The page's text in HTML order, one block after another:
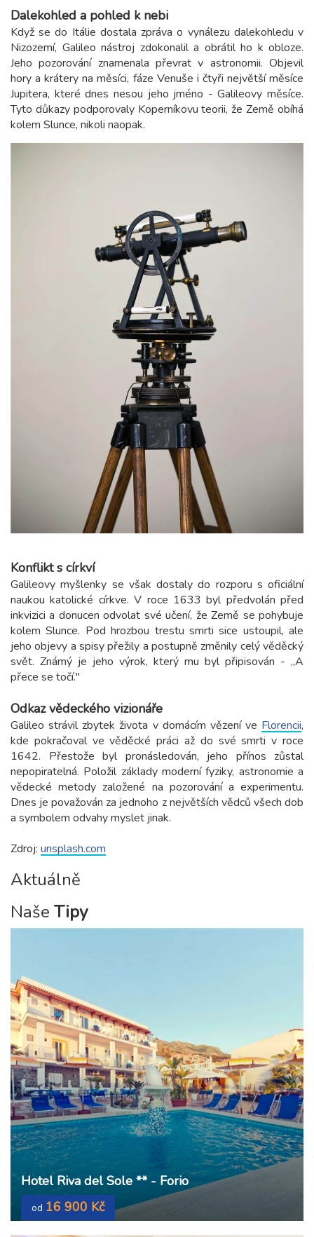
Dalekohled a pohled k nebi
Když se do Itálie dostala zpráva o vynálezu dalekohledu v
Nizozemí, Galileo nástroj zdokonalil a obrátil ho k obloze.
Jeho pozorování znamenala převrat v astronomii. Objevil
hory a krátery na měsíci, fáze Venuše i čtyři největší měsíce
Jupitera, které dnes nesou jeho jméno - Galileovy měsíce.
Tyto důkazy podporovaly Koperníkovu teorii, že Země obíhá
kolem Slunce, nikoli naopak.
Konflikt s církví
Galileovy myšlenky se však dostaly do rozporu s oficiální
naukou katolické církve. V roce 1633 byl předvolán před
inkvizici a donucen odvolat své učení, že Země se pohybuje
kolem Slunce. Pod hrozbou trestu smrti sice ustoupil, ale
jeho objevy a spisy přežily a postupně změnily celý věděcký
svět. Známý je jeho výrok, který mu byl připisován - „A
přece se točí."
Odkaz vědeckého vizionáře
Galileo strávil zbytek života v domácím vězení ve Florencii,
kde pokračoval ve věděcké práci až do své smrti v roce
1642. Přestože byl pronásledován, jeho přínos zůstal
nepopiratelná. Položil základy moderní fyziky, astronomie a
vědecké metody založené na pozorování a experimentu.
Dnes je považován za jednoho z největších vědců všech dob
a symbolem odvahy myslet jinak.
Zdroj: unsplash.com
Aktuálně
Naše Tipy
Hotel Riva del Sole ** - Forio
od 16 900 Kč